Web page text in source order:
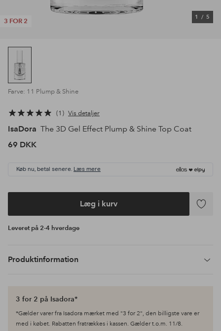
3 FOR 2
1 / 5
Farve: 11 Plump & Shine
1 Vis detaljer
IsaDora The 3D Gel Effect Plump & Shine Top Coat
69 DKK
Køb nu, betal senere. Læs mere
Læg i kurv
Tilføj
Leveret på 2-4 hverdage
Produktinformation
3 for 2 på Isadora*
*Gælder varer fra Isadora mærket med "3 for 2", den billigste vare er
med i købet. Rabatten fratrækkes i kassen. Gælder t.o.m. 11/8.